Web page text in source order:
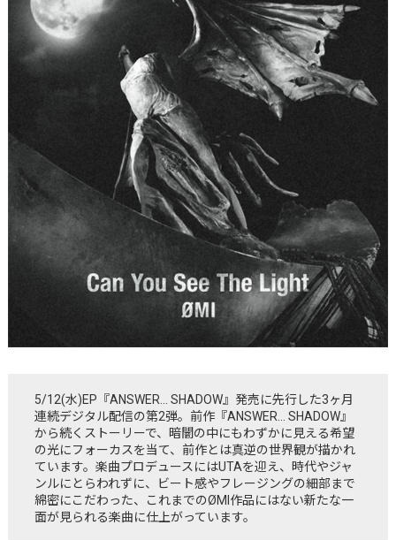
5/12(水)EP『ANSWER… SHADOW』発売に先行した3ヶ月
連続デジタル配信の第2弾。前作『ANSWER… SHADOW』
から続くストーリーで、暗闇の中にもわずかに見える希望
の光にフォーカスを当て、前作とは真逆の世界観が描かれ
ています。楽曲プロデュースにはUTAを迎え、時代やジャ
ンルにとらわれずに、ビート感やフレージングの細部まで
綿密にこだわった、これまでのØMI作品にはない新たな一
面が見られる楽曲に仕上がっています。